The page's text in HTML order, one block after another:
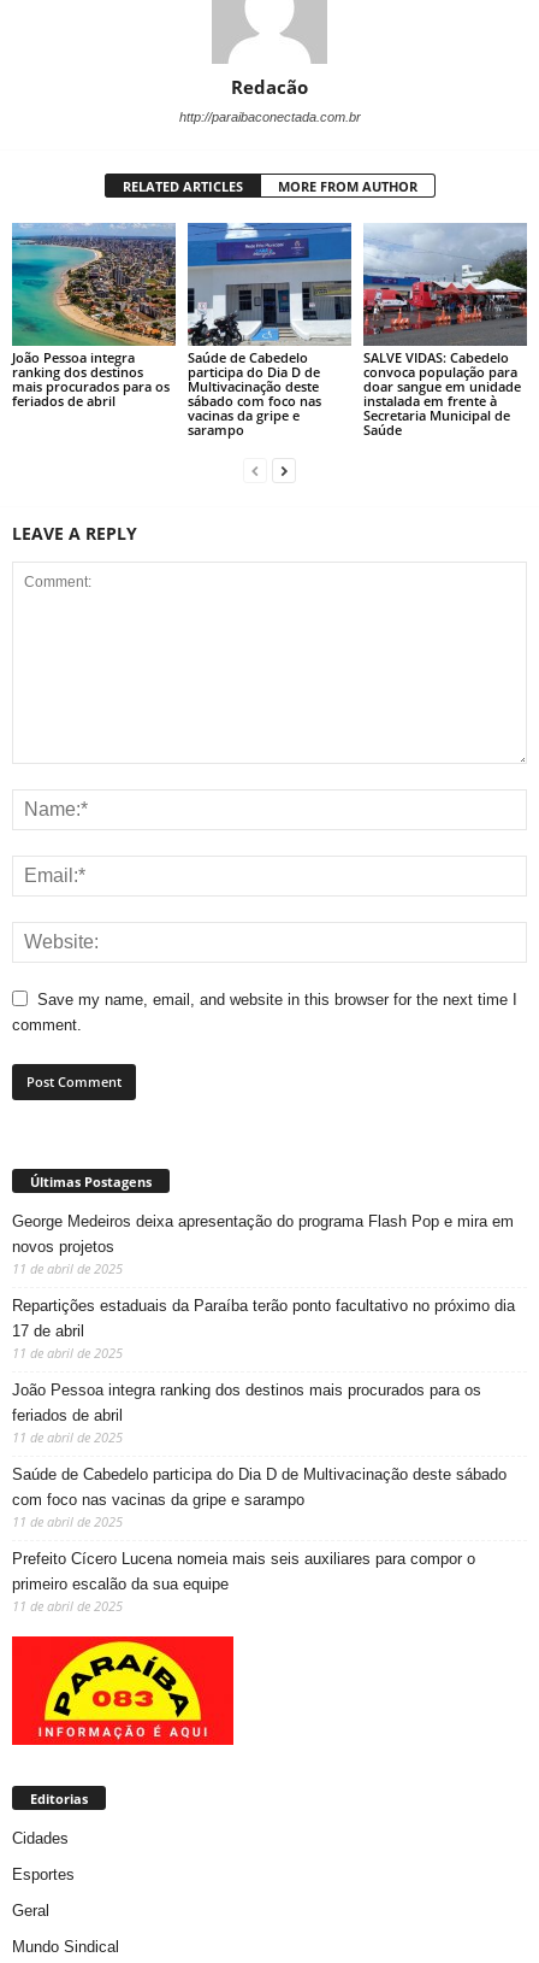
Redacão
http://paraibaconectada.com.br
RELATED ARTICLES MORE FROM AUTHOR
João Pessoa integra
ranking dos destinos
mais procurados para os
feriados de abril
Saúde de Cabedelo
participa do Dia D de
Multivacinação deste
sábado com foco nas
vacinas da gripe e
sarampo
SALVE VIDAS: Cabedelo
convoca população para
doar sangue em unidade
instalada em frente à
Secretaria Municipal de
Saúde
LEAVE A REPLY
Save my name, email, and website in this browser for the next time I
comment.
Últimas Postagens
George Medeiros deixa apresentação do programa Flash Pop e mira em
novos projetos
11 de abril de 2025
Repartições estaduais da Paraíba terão ponto facultativo no próximo dia
17 de abril
11 de abril de 2025
João Pessoa integra ranking dos destinos mais procurados para os
feriados de abril
11 de abril de 2025
Saúde de Cabedelo participa do Dia D de Multivacinação deste sábado
com foco nas vacinas da gripe e sarampo
11 de abril de 2025
Prefeito Cícero Lucena nomeia mais seis auxiliares para compor o
primeiro escalão da sua equipe
11 de abril de 2025
Editorias
Cidades
Esportes
Geral
Mundo Sindical